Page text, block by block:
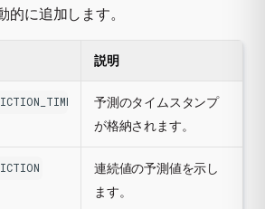
的に追加します。
説明
予測のタイムスタンプ
が格納されます。
連続値の予測値を示し
ます。